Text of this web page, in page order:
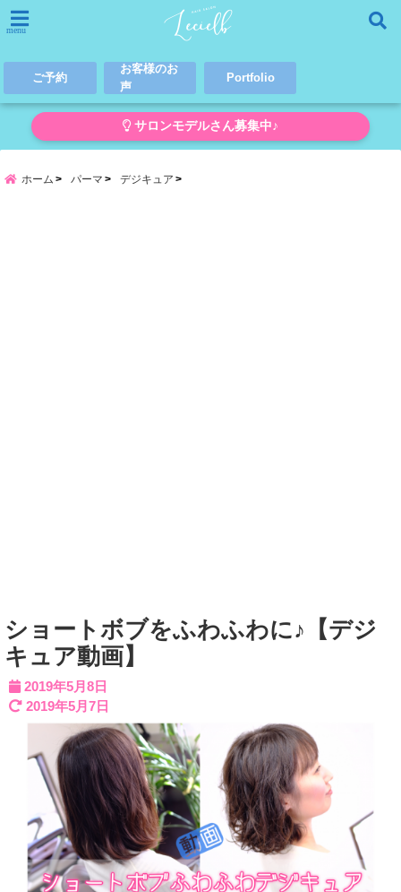
menu
ご予約
お客様のお
声
Portfolio
サロンモデルさん募集中♪
ホーム パーマ デジキュア
ショートボブをふわふわに♪【デジ
キュア動画】
2019年5月8日
2019年5月7日